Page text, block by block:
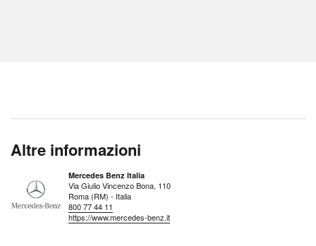
Altre informazioni
Mercedes Benz Italia
Via Giulio Vincenzo Bona, 110
Roma (RM) - Italia
800 77 44 11
https://www.mercedes-benz.it